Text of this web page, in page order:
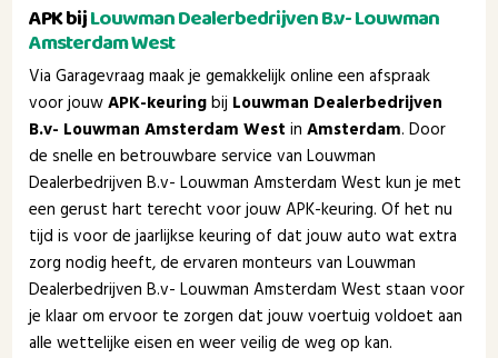
APK bijLouwman Dealerbedrijven B.v- Louwman
Amsterdam West
Via Garagevraag maak je gemakkelijk online een afspraak
voor jouwAPK-keuringbij Louwman Dealerbedrijven
B.v- Louwman Amsterdam West inAmsterdam. Door
de snelle en betrouwbare service van Louwman
Dealerbedrijven B.v- Louwman Amsterdam West kun je met
een gerust hart terecht voor jouw APK-keuring. Of het nu
tijd is voor de jaarlijkse keuring of dat jouw auto wat extra
zorg nodig heeft, de ervaren monteurs van Louwman
Dealerbedrijven B.v- Louwman Amsterdam West staan voor
je klaar om ervoor te zorgen dat jouw voertuig voldoet aan
alle wettelijke eisen en weer veilig de weg op kan.